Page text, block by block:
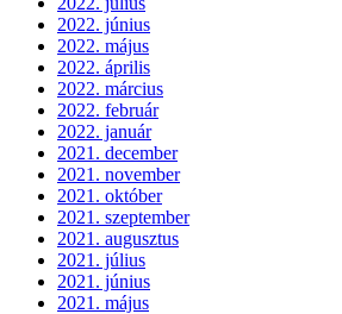
2022. június
2022. május
2022. április
2022. március
2022. február
2022. január
2021. december
2021. november
2021. október
2021. szeptember
2021. augusztus
2021. július
2021. június
2021. május